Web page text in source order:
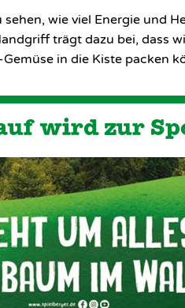
sehen, wie viel Energie und
trägt dazu bei, dass
in die Kiste packen
wird zur